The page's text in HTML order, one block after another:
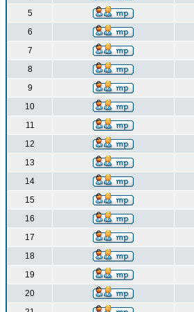
5
6
7
8
9
10
11
12
13
14
15
16
17
18
19
20